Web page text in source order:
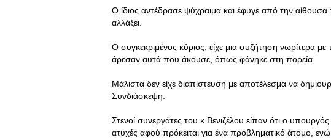
Ο ίδιος αντέδρασε ψύχραιμα και έφυγε από την αίθουσα
αλλάξει.
Ο συγκεκριμένος κύριος, είχε μια συζήτηση νωρίτερα
άρεσαν αυτά που άκουσε, όπως φάνηκε στη πορεία.
Μάλιστα δεν είχε διαπίστευση με αποτέλεσμα να
Συνδιάσκεψη.
Στενοί συνεργάτες του κ.Βενιζέλου είπαν ότι ο
ατυχές αφού πρόκειται για ένα προβληματικό άτομο,